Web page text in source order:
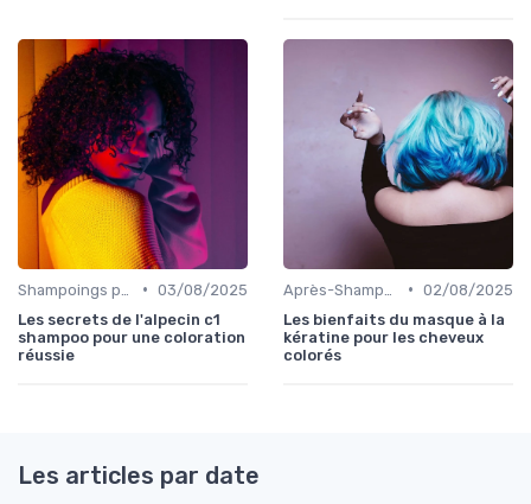
• 03/08/2025
Les secrets de l'alpecin c1
shampoo pour une coloration
réussie
• 02/08/2025
Les bienfaits du masque à la
kératine pour les cheveux
colorés
Les articles par date